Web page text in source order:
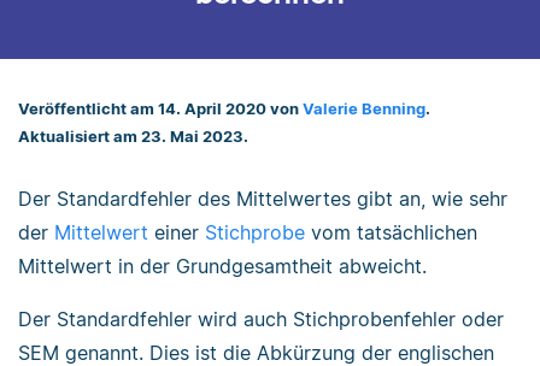
Veröffentlicht am 14. April 2020 von Valerie Benning.
Aktualisiert am 23. Mai 2023.
Der Standardfehler des Mittelwertes gibt an, wie sehr
der Mittelwert einer Stichprobe vom tatsächlichen
Mittelwert in der Grundgesamtheit abweicht.
Der Standardfehler wird auch Stichprobenfehler oder
SEM genannt. Dies ist die Abkürzung der englischen